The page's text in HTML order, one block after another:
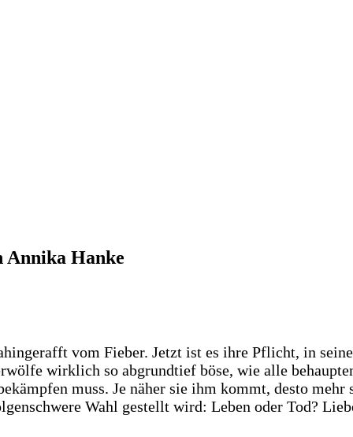
Annika Hanke
vom Fieber. Jetzt ist es ihre Pflicht, in
wirklich so abgrundtief böse, wie alle
muss. Je näher sie ihm kommt, desto
Wahl gestellt wird: Leben oder Tod?